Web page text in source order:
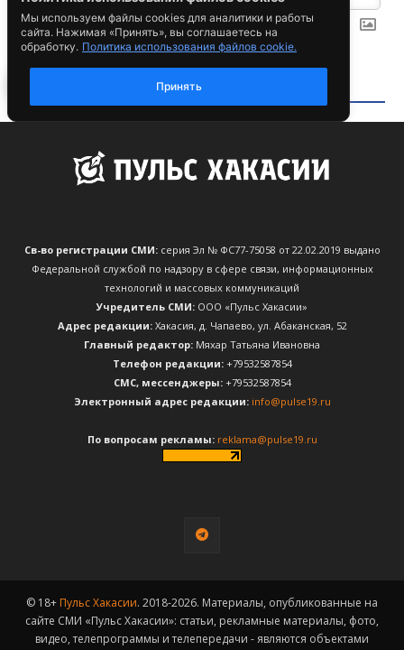
Св-во регистрации СМИ:серия Эл № ФС77-75058 от 22.02.2019 выдано
Федеральной службой по надзору в сфере связи, информационных
технологий и массовых коммуникаций
Учредитель СМИ: ООО «Пульс Хакасии»
Адрес редакции:Хакасия, д. Чапаево, ул. Абаканская, 52
Главный редактор: Мяхар Татьяна Ивановна
Телефон редакции:+79532587854
CМС, мессенджеры:+79532587854
Электронный адрес редакции: info@pulse19.ru
По вопросам рекламы: reklama@pulse19.ru
© 18+ Пульс Хакасии. 2018-2026. Материалы, опубликованные на
сайте СМИ «Пульс Хакасии»: статьи, рекламные материалы, фото,
видео, телепрограммы и телепередачи - являются объектами